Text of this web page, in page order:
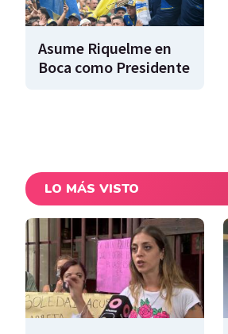
Asume Riquelme en
Boca como Presidente
LO MÁS VISTO